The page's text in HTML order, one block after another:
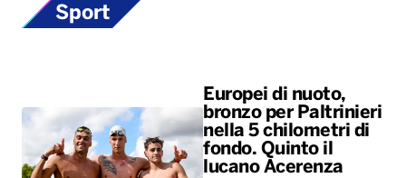
Sport
Europei di nuoto,
bronzo per Paltrinieri
nella 5 chilometri di
fondo. Quinto il
lucano Acerenza